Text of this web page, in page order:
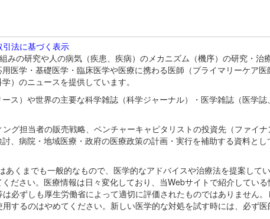
引法に基づく表示
の研究や人の病気（疾患、疾病）のメカニズム（機序）の研究・治
学・基礎医学・臨床医学や医療に携わる医師（プライマリーケア医
）のニュースを提供しています。
ス）や世界の主要な科学雑誌（科学ジャーナル）・医学雑誌（医学誌
担当者の販売戦略、ベンチャーキャピタリストの投資先（ファイナ
、病院・地域医療・政府の医療政策の計画・実行を補助する資料とし
くまでも一般的なもので、医学的なアドバイスや治療法を提案して
ださい。医療情報は日々変化しており、当Webサイトで紹介してい
必ずしも厚生労働省によって適切に評価されたものではありません
するのはやめてください。新しい医学的な対処を試す時には、必ず